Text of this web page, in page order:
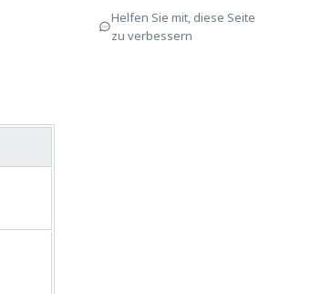
Helfen Sie mit, diese Seite
zu verbessern